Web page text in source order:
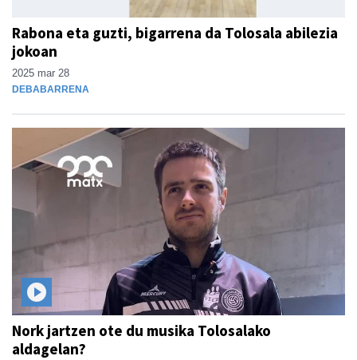
Rabona eta guzti, bigarrena da Tolosala abilezia
jokoan
2025 mar 28
DEBABARRENA
Nork jartzen ote du musika Tolosalako
aldagelan?